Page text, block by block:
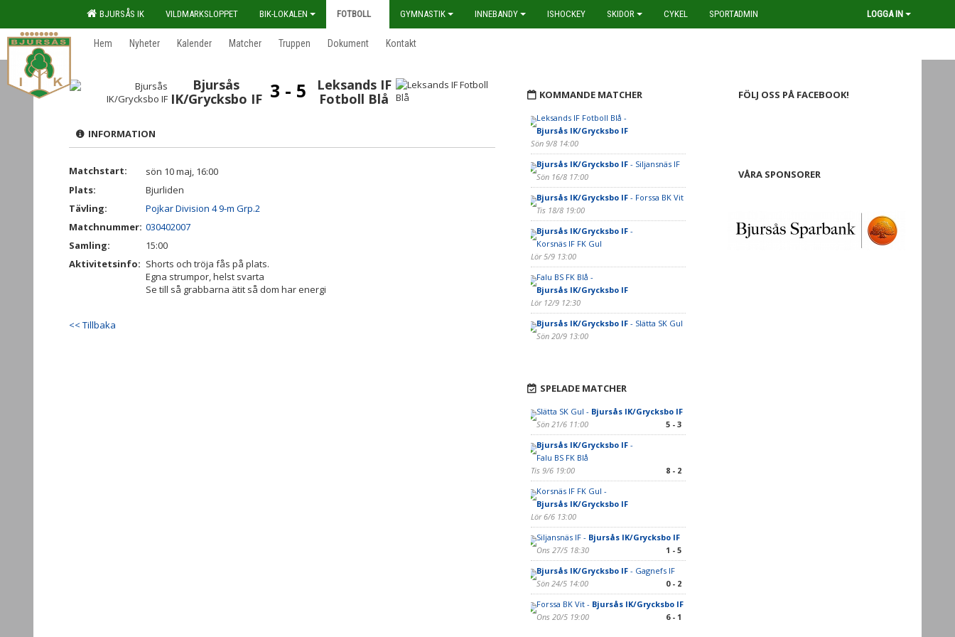
BJURSÅS IK VILDMARKSLOPPET BIK-LOKALEN FOTBOLL GYMNASTIK INNEBANDY ISHOCKEY SKIDOR CYKEL SPORTADMIN LOGGA IN
Hem Nyheter Kalender Matcher Truppen Dokument Kontakt
Bjursås
IK/Grycksbo IF 3 - 5
Leksands IF
Fotboll Blå
INFORMATION
Matchstart:
sön 10 maj, 16:00
Plats:
Bjurliden
Tävling:
Pojkar Division 4 9-m Grp.2
Matchnummer: 030402007
Samling:
15:00
Aktivitetsinfo: Shorts och tröja fås på plats.
Egna strumpor, helst svarta
Se till så grabbarna ätit så dom har energi
<< Tillbaka
KOMMANDE MATCHER
Leksands IF Fotboll Blå -
Bjursås IK/Grycksbo IF
Sön 9/8 14:00
Bjursås IK/Grycksbo IF- Siljansnäs IF
Sön 16/8 17:00
Bjursås IK/Grycksbo IF- Forssa BK Vit
Tis 18/8 19:00
Bjursås IK/Grycksbo IF-
Korsnäs IF FK Gul
Lör 5/9 13:00
Falu BS FK Blå -
Bjursås IK/Grycksbo IF
Lör 12/9 12:30
Bjursås IK/Grycksbo IF- Slätta SK Gul
Sön 20/9 13:00
SPELADE MATCHER
Slätta SK Gul - Bjursås IK/Grycksbo IF
Sön 21/6 11:00
5 - 3
Bjursås IK/Grycksbo IF-
Falu BS FK Blå
Tis 9/6 19:00
8 - 2
Korsnäs IF FK Gul -
Bjursås IK/Grycksbo IF
Lör 6/6 13:00
Siljansnäs IF - Bjursås IK/Grycksbo IF
Ons 27/5 18:30
1 - 5
Bjursås IK/Grycksbo IF- Gagnefs IF
Sön 24/5 14:00
0 - 2
Forssa BK Vit - Bjursås IK/Grycksbo IF
Ons 20/5 19:00
6 - 1
FÖLJ OSS PÅ FACEBOOK!
VÅRA SPONSORER